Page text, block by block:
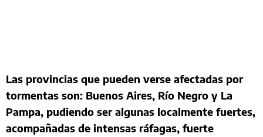
Las provincias que pueden verse afectadas por
tormentas son: Buenos Aires, Río Negro y La
Pampa, pudiendo ser algunas localmente fuertes,
acompañadas de intensas ráfagas, fuerte